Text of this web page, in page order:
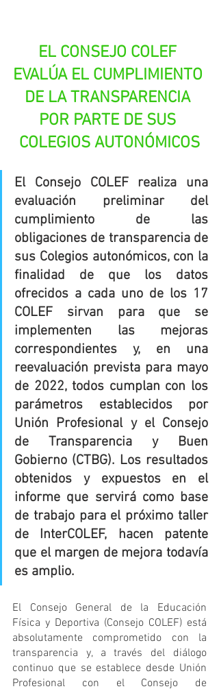
EL CONSEJO COLEF
EVALÚA EL CUMPLIMIENTO
DE LA TRANSPARENCIA
POR PARTE DE SUS
COLEGIOS AUTONÓMICOS
El Consejo COLEF realiza una
evaluación preliminar del
cumplimiento de las
obligaciones de transparencia de
sus Colegios autonómicos, con la
finalidad de que los datos
ofrecidos a cada uno de los 17
COLEF sirvan para que se
implementen las mejoras
correspondientes y, en una
reevaluación prevista para mayo
de 2022, todos cumplan con los
parámetros establecidos por
Unión Profesional y el Consejo
de Transparencia y Buen
Gobierno (CTBG). Los resultados
obtenidos y expuestos en el
informe que servirá como base
de trabajo para el próximo taller
de InterCOLEF, hacen patente
que el margen de mejora todavía
es amplio.
El Consejo General de la Educación
Física y Deportiva (Consejo COLEF) está
absolutamente comprometido con la
transparencia y, a través del diálogo
continuo que se establece desde Unión
Profesional con el Consejo de